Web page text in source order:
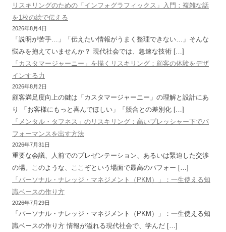
リスキリングのための「インフォグラフィックス」入門：複雑な話
を1枚の絵で伝える
2026年8月4日
「説明が苦手…」「伝えたい情報がうまく整理できない…」そんな
悩みを抱えていませんか？ 現代社会では、急速な技術 […]
「カスタマージャーニー」を描くリスキリング：顧客の体験をデザ
インする力
2026年8月2日
顧客満足度向上の鍵は「カスタマージャーニー」の理解と設計にあ
り 「お客様にもっと喜んでほしい」「競合との差別化 […]
「メンタル・タフネス」のリスキリング：高いプレッシャー下でパ
フォーマンスを出す方法
2026年7月31日
重要な会議、人前でのプレゼンテーション、あるいは緊迫した交渉
の場。このような、ここぞという場面で最高のパフォー […]
「パーソナル・ナレッジ・マネジメント（PKM）」：一生使える知
識ベースの作り方
2026年7月29日
「パーソナル・ナレッジ・マネジメント（PKM）」：一生使える知
識ベースの作り方 情報が溢れる現代社会で、学んだ […]